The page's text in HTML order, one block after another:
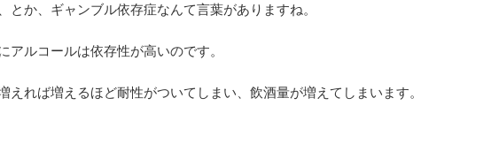
とか、ギャンブル依存症なんて言葉がありますね。
アルコールは依存性が高いのです。
えれば増えるほど耐性がついてしまい、飲酒量が増えてしまいます。